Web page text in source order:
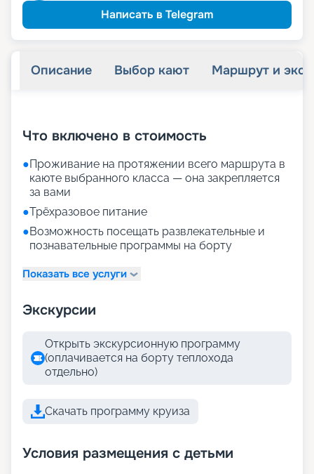
Написать в Telegram
Описание Выбор кают Маршрут и
Что включено в стоимость
●Проживание на протяжении всего маршрута в
каюте выбранного класса — она закрепляется
за вами
●Трёхразовое питание
●Возможность посещать развлекательные и
познавательные программы на борту
Показать все услуги
Экскурсии
Открыть экскурсионную программу
(оплачивается на борту теплохода
отдельно)
Скачать программу круиза
Условия размещения с детьми